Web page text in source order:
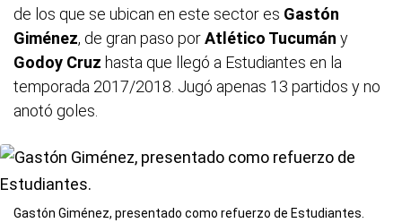
de los que se ubican en este sector es Gastón
Giménez, de gran paso porAtlético Tucumán y
Godoy Cruz hasta que llegó a Estudiantes en la
temporada 2017/2018. Jugó apenas 13 partidos y no
anotó goles.
Gastón Giménez, presentado como refuerzo de Estudiantes.